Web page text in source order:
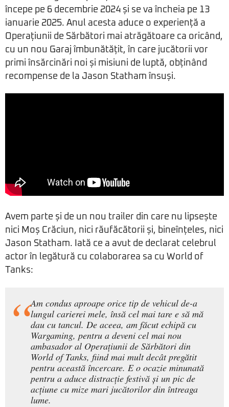
începe pe 6 decembrie 2024 și se va încheia pe 13
ianuarie 2025. Anul acesta aduce o experiență a
Operațiunii de Sărbători mai atrăgătoare ca oricând,
cu un nou Garaj îmbunătățit, în care jucătorii vor
primi însărcinări noi și misiuni de luptă, obținând
recompense de la Jason Statham însuși.
Avem parte și de un nou trailer din care nu lipsește
nici Moș Crăciun, nici răufăcătorii și, bineînțeles, nici
Jason Statham. Iată ce a avut de declarat celebrul
actor în legătură cu colaborarea sa cu World of
Tanks:
Am condus aproape orice tip de vehicul de-a
lungul carierei mele, însă cel mai tare e să mă
dau cu tancul. De aceea, am făcut echipă cu
Wargaming, pentru a deveni cel mai nou
ambasador al Operațiunii de Sărbători din
World of Tanks, fiind mai mult decât pregătit
pentru această încercare. E o ocazie minunată
pentru a aduce distracție festivă și un pic de
acțiune cu mize mari jucătorilor din întreaga
lume.